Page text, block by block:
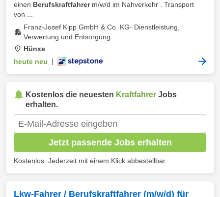
einen Berufskraftfahrerm/w/d im Nahverkehr . Transport
von ...
Franz-Josef Kipp GmbH & Co. KG- Dienstleistung,
Verwertung und Entsorgung
Hünxe
heute neu
Kostenlos die neuesten Kraftfahrer Jobs
erhalten.
Jetzt passende Jobs erhalten
Kostenlos. Jederzeit mit einem Klick abbestellbar.
Lkw-Fahrer / Berufskraftfahrer (m/w/d) für